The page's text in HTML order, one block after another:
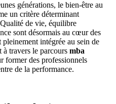
générations, le bien-être au
un critère déterminant
de vie, équilibre
sont désormais au cœur des
intégrée au sein de
à travers le parcours mba
former des professionnels
de la performance.